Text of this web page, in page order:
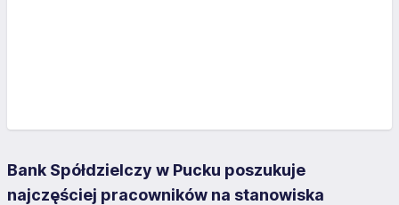
Bank Spółdzielczy w Pucku poszukuje
najczęściej pracowników na stanowiska